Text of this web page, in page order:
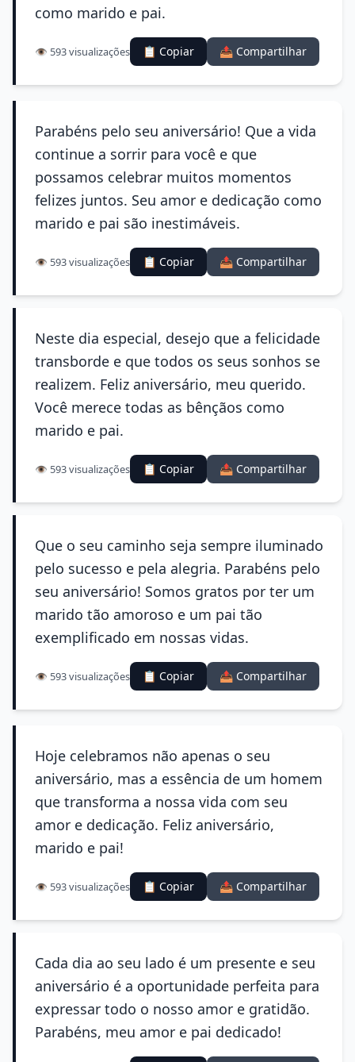
como marido e pai.
👁️ 593 visualizações 📋 Copiar 📤 Compartilhar
Parabéns pelo seu aniversário! Que a vida
continue a sorrir para você e que
possamos celebrar muitos momentos
felizes juntos. Seu amor e dedicação como
marido e pai são inestimáveis.
👁️ 593 visualizações 📋 Copiar 📤 Compartilhar
Neste dia especial, desejo que a felicidade
transborde e que todos os seus sonhos se
realizem. Feliz aniversário, meu querido.
Você merece todas as bênçãos como
marido e pai.
👁️ 593 visualizações 📋 Copiar 📤 Compartilhar
Que o seu caminho seja sempre iluminado
pelo sucesso e pela alegria. Parabéns pelo
seu aniversário! Somos gratos por ter um
marido tão amoroso e um pai tão
exemplificado em nossas vidas.
👁️ 593 visualizações 📋 Copiar 📤 Compartilhar
Hoje celebramos não apenas o seu
aniversário, mas a essência de um homem
que transforma a nossa vida com seu
amor e dedicação. Feliz aniversário,
marido e pai!
👁️ 593 visualizações 📋 Copiar 📤 Compartilhar
Cada dia ao seu lado é um presente e seu
aniversário é a oportunidade perfeita para
expressar todo o nosso amor e gratidão.
Parabéns, meu amor e pai dedicado!